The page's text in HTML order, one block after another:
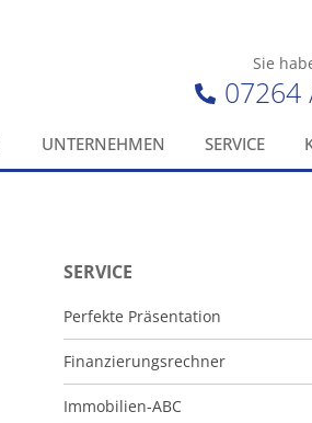
Sie
07264
UNTERNEHMEN SERVICE
SERVICE
Perfekte Präsentation
Finanzierungsrechner
Immobilien-ABC